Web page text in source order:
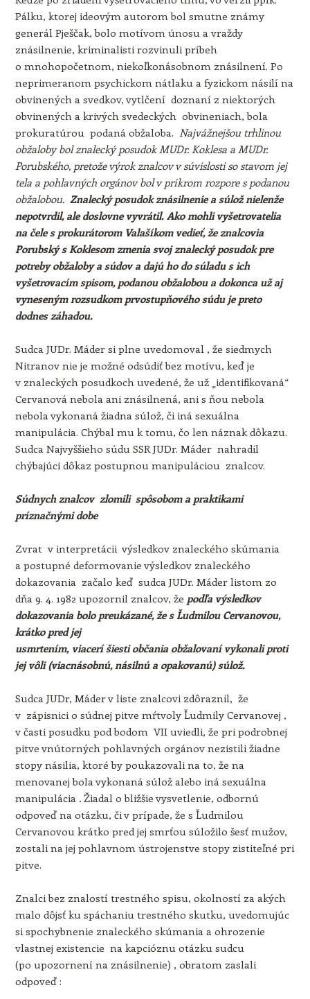
Pálku, ktorej ideovým autorom bol smutne známy
generál Pješčak, bolo motívom únosu a vraždy
znásilnenie, kriminalisti rozvinuli príbeh
o mnohopočetnom, niekoľkonásobnom znásilnení. Po
neprimeranom psychickom nátlaku a fyzickom násilí na
obvinených a svedkov, vytlčení doznaní z niektorých
obvinených a krivých svedeckých obvineniach, bola
prokuratúrou podaná obžaloba. Najvážnejšou trhlinou
obžaloby bol znalecký posudok MUDr. Koklesa a MUDr.
Porubského, pretože výrok znalcov v súvislosti so stavom jej
tela a pohlavných orgánov bol v príkrom rozpore s podanou
obžalobou. Znalecký posudok znásilnenie a súlož nielenže
nepotvrdil, ale doslovne vyvrátil. Ako mohli vyšetrovatelia
na čele s prokurátorom Valašíkom vedieť, že znalcovia
Porubský s Koklesom zmenia svoj znalecký posudok pre
potreby obžaloby a súdov a dajú ho do súladu s ich
vyšetrovacím spisom, podanou obžalobou a dokonca už aj
vyneseným rozsudkom prvostupňového súdu je preto
dodnes záhadou.
Sudca JUDr. Máder si plne uvedomoval , že siedmych
Nitranov nie je možné odsúdiť bez motívu, keď je
v znaleckých posudkoch uvedené, že už „identifikovaná“
Cervanová nebola ani znásilnená, ani s ňou nebola
nebola vykonaná žiadna súlož, či iná sexuálna
manipulácia. Chýbal mu k tomu, čo len náznak dôkazu.
Sudca Najvyššieho súdu SSR JUDr. Máder nahradil
chýbajúci dôkaz postupnou manipuláciou znalcov.
Súdnych znalcov zlomili spôsobom a praktikami
príznačnými dobe
Zvrat v interpretácii výsledkov znaleckého skúmania
a postupné deformovanie výsledkov znaleckého
dokazovania začalo keď sudca JUDr. Máder listom zo
dňa 9. 4. 1982 upozornil znalcov, že podľa výsledkov
dokazovania bolo preukázané, že s Ľudmilou Cervanovou,
krátko pred jej
usmrtením,viaceríšiestiobčania obžalovanívykonali proti
jej vôli(viacnásobnú, násilnú a opakovanú)súlož.
Sudca JUDr, Máder v liste znalcovi zdôraznil, že
v zápisnici o súdnej pitve mŕtvoly Ľudmily Cervanovej ,
v časti posudku pod bodom VII uviedli, že pri podrobnej
pitve vnútorných pohlavných orgánov nezistili žiadne
stopy násilia, ktoré by poukazovali na to, že na
menovanej bola vykonaná súlož alebo iná sexuálna
manipulácia.Žiadal o bližšie vysvetlenie, odbornú
odpoveď na otázku, či v prípade, že s Ľudmilou
Cervanovou krátko pred jej smrťou súložilo šesť mužov,
zostali na jej pohlavnom ústrojenstve stopy zistiteľné pri
pitve.
Znalci bez znalostí trestného spisu, okolností za akých
malo dôjsť ku spáchaniu trestného skutku, uvedomujúc
si spochybnenie znaleckého skúmania a ohrozenie
vlastnej existencie na kapcióznu otázku sudcu
(po upozornení na znásilnenie) , obratom zaslali
odpoveď :